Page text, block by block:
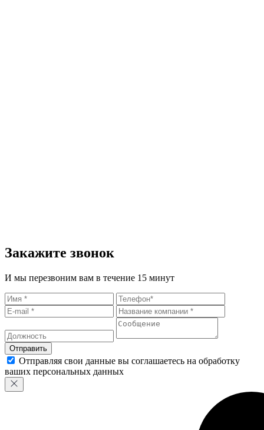
Закажите звонок
И мы перезвоним вам в течение 15 минут
Отправить
Отправляя свои данные вы соглашаетесь на обработку
ваших персональных данных